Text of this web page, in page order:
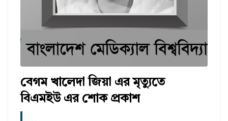
বেগম খালেদা জিয়া এর মৃত্যুতে
বিএমইউ এর শোক প্রকাশ